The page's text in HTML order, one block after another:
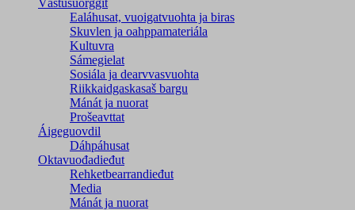
Vástusuorggit
Ealáhusat, vuoigatvuohta ja biras
Skuvlen ja oahppamateriála
Kultuvra
Sámegielat
Sosiála ja dearvvasvuohta
Riikkaidgaskasaš bargu
Mánát ja nuorat
Prošeavttat
Áigeguovdil
Dáhpáhusat
Oktavuođadieđut
Rehketbearrandieđut
Media
Mánát ja nuorat